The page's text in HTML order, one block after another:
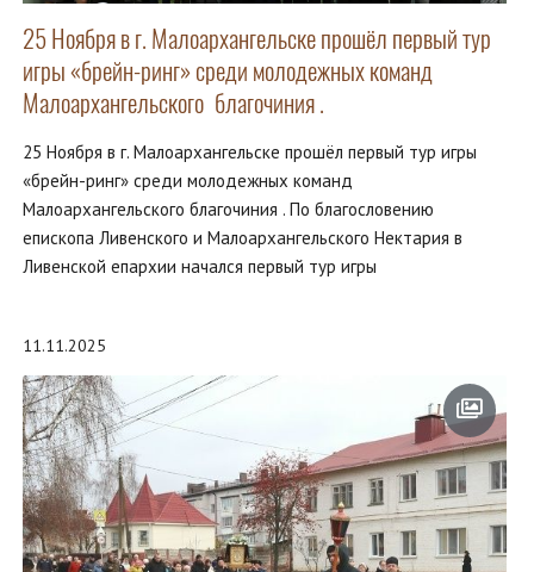
25 Ноября в г. Малоархангельске прошёл первый тур
игры «брейн-ринг» среди молодежных команд
Малоархангельского благочиния .
25 Ноября в г. Малоархангельске прошёл первый тур игры
«брейн-ринг» среди молодежных команд
Малоархангельского благочиния . По благословению
епископа Ливенского и Малоархангельского Нектария в
Ливенской епархии начался первый тур игры
11.11.2025